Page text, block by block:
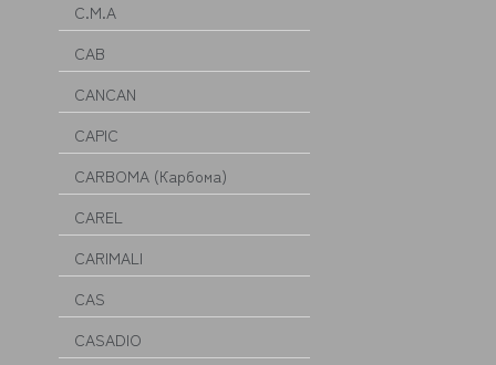
C.M.A
CAB
CANCAN
CAPIC
CARBOMA (Карбома)
CAREL
CARIMALI
CAS
CASADIO